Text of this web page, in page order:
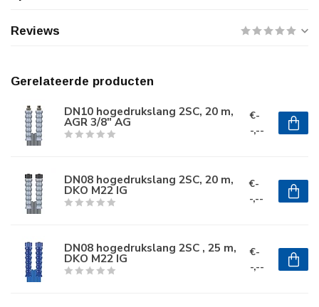
Reviews
Gerelateerde producten
DN10 hogedrukslang 2SC, 20 m,
AGR 3/8" AG
€-
-,--
DN08 hogedrukslang 2SC, 20 m,
DKO M22 IG
€-
-,--
DN08 hogedrukslang 2SC , 25 m,
DKO M22 IG
€-
-,--